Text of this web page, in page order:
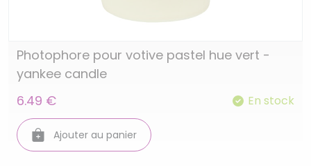
Photophore pour votive pastel hue vert -
yankee candle
6.49 €
En stock
Ajouter au panier